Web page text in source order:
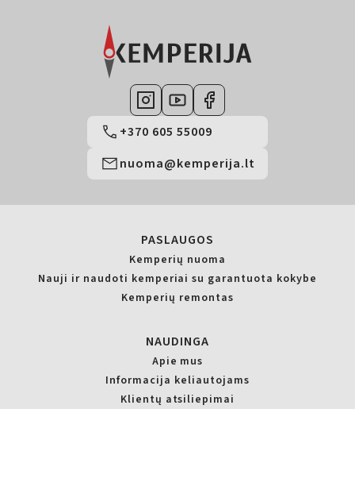
+370 605 55009
nuoma@kemperija.lt
PASLAUGOS
Kemperių nuoma
Nauji ir naudoti kemperiai su garantuota kokybe
Kemperių remontas
NAUDINGA
Apie mus
Informacija keliautojams
Klientų atsiliepimai